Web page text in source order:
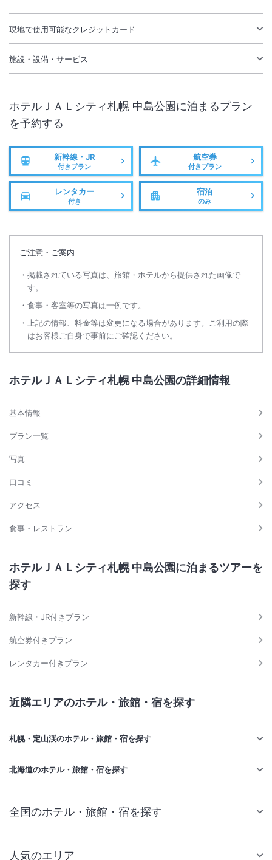
現地で使用可能なクレジットカード
施設・設備・サービス
ホテルＪＡＬシティ札幌 中島公園に泊まるプラン
を予約する
新幹線・JR
付きプラン
航空券
付きプラン
レンタカー
付き
宿泊
のみ
ご注意・ご案内
掲載されている写真は、旅館・ホテルから提供された画像で
す。
食事・客室等の写真は一例です。
上記の情報、料金等は変更になる場合があります。ご利用の際
はお客様ご自身で事前にご確認ください。
ホテルＪＡＬシティ札幌 中島公園の詳細情報
基本情報
プラン一覧
写真
口コミ
アクセス
食事・レストラン
ホテルＪＡＬシティ札幌 中島公園に泊まるツアーを
探す
新幹線・JR付きプラン
航空券付きプラン
レンタカー付きプラン
近隣エリアのホテル・旅館・宿を探す
札幌・定山渓のホテル・旅館・宿を探す
北海道のホテル・旅館・宿を探す
全国のホテル・旅館・宿を探す
人気のエリア